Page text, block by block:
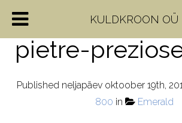
anello-in-oro-
pietre-
Published neljapäev oktoober 19th,
800 in Emerald
KULDKROON OÜ